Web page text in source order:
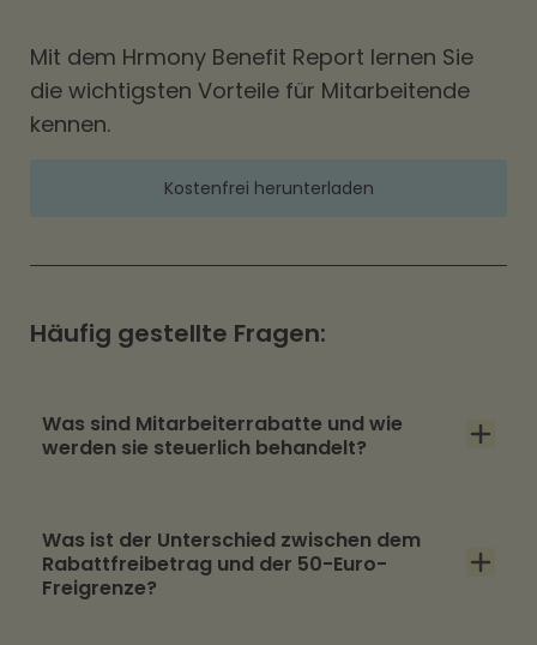
Mit dem Hrmony Benefit Report lernen Sie
die wichtigsten Vorteile für Mitarbeitende
kennen.
Kostenfrei herunterladen
Häufig gestellte Fragen:
Was sind Mitarbeiterrabatte und wie
werden sie steuerlich behandelt?
sind Vergünstigungen, die Unternehmen ihren
Mitarbeitenden auf eigene Waren oder
Was ist der Unterschied zwischen dem
Rabattfreibetrag und der 50-Euro-
Freigrenze?